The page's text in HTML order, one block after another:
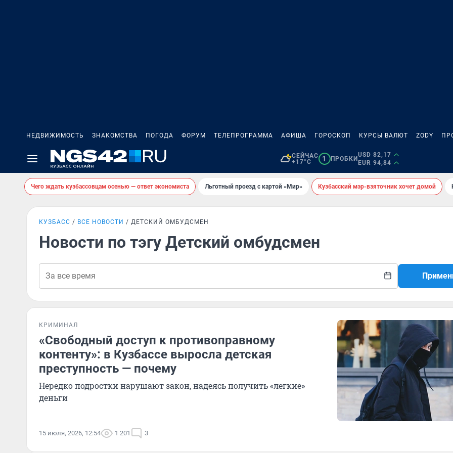
НЕДВИЖИМОСТЬ ЗНАКОМСТВА ПОГОДА ФОРУМ ТЕЛЕПРОГРАММА АФИША ГОРОСКОП КУРСЫ ВАЛЮТ ZODY
СЕЙЧАС
+17°C
1 ПРОБКИ
USD 82,17
EUR 94,84
Чего ждать кузбассовцам осенью — ответ экономиста Льготный проезд с картой «Мир» Кузбасский мэр-взяточник хочет домой
КУЗБАСС ВСЕ НОВОСТИ ДЕТСКИЙ ОМБУДСМЕН
Новости по тэгу Детский омбудсмен
КРИМИНАЛ
«Свободный доступ к противоправному
контенту»: в Кузбассе выросла детская
преступность — почему
Нередко подростки нарушают закон, надеясь получить «легкие»
деньги
15 июля, 2026, 12:54 1 201 3